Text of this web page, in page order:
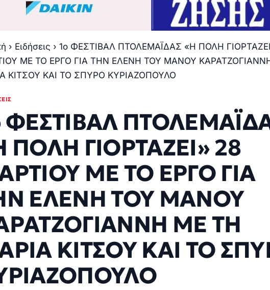
› Ειδήσεις › 1ο ΦΕΣΤΙΒΑΛ ΠΤΟΛΕΜΑΪΔΑΣ «Η ΠΟΛΗ
ΜΕ ΤΟ ΕΡΓΟ ΓΙΑ ΤΗΝ ΕΛΕΝΗ ΤΟΥ ΜΑΝΟΥ
ΚΙΤΣΟΥ ΚΑΙ ΤΟ ΣΠΥΡΟ ΚΥΡΙΑΖΟΠΟΥΛΟ
ΦΕΣΤΙΒΑΛ
ΠΟΛΗ ΓΙΟΡΤΑΖΕΙ» 28
ΜΕ ΤΟ ΕΡΓΟ ΓΙΑ
ΕΛΕΝΗ ΤΟΥ ΜΑΝΟΥ
ΜΕ ΤΗ
ΚΙΤΣΟΥ ΚΑΙ ΤΟ